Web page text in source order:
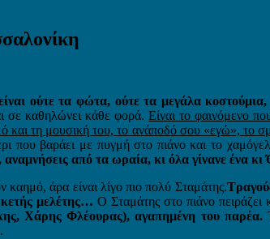
ούτε τα φώτα, ούτε τα μεγάλα
σε καθηλώνει κάθε φορά. Είναι το φαινόμενο
και τη μουσική του, το ανάποδό σου «εγώ»,
που βαράει με πυγμή στο πιάνο και το
από τα ωραία, κι όλα γίνανε ένα
καημό, άρα είναι λίγο πιο πολύ Σταμάτης.
μελέτης… Ο Σταμάτης στο πιάνο πειράζει
Χάρης Φλέουρας), αγαπημένη του παρέα.